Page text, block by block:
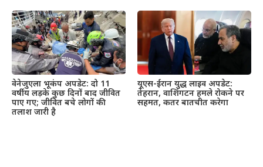
वेनेजुएला भूकंप अपडेट: दो 11
वर्षीय लड़के कुछ दिनों बाद जीवित
पाए गए; जीवित बचे लोगों की
तलाश जारी है
यूएस-ईरान युद्ध लाइव अपडेट:
तेहरान, वाशिंगटन हमले रोकने पर
सहमत, कतर बातचीत करेगा